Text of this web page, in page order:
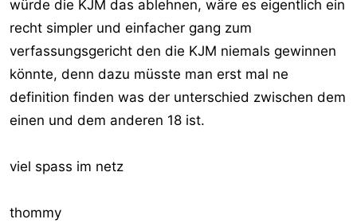
würde die KJM das ablehnen, wäre es eigentlich ein
recht simpler und einfacher gang zum
verfassungsgericht den die KJM niemals gewinnen
könnte, denn dazu müsste man erst mal ne
definition finden was der unterschied zwischen dem
einen und dem anderen 18 ist.
viel spass im netz
thommy